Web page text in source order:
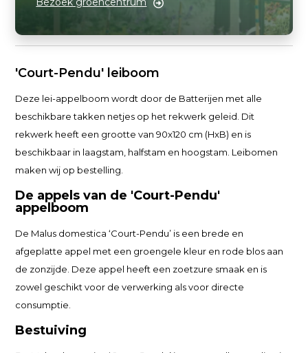
'Court-Pendu' leiboom
Deze lei-appelboom wordt door de Batterijen met alle
beschikbare takken netjes op het rekwerk geleid. Dit
rekwerk heeft een grootte van 90x120 cm (HxB) en is
beschikbaar in laagstam, halfstam en hoogstam. Leibomen
maken wij op bestelling.
De appels van de 'Court-Pendu'
appelboom
De Malus domestica ‘Court-Pendu’ is een brede en
afgeplatte appel met een groengele kleur en rode blos aan
de zonzijde. Deze appel heeft een zoetzure smaak en is
zowel geschikt voor de verwerking als voor directe
consumptie.
Bestuiving